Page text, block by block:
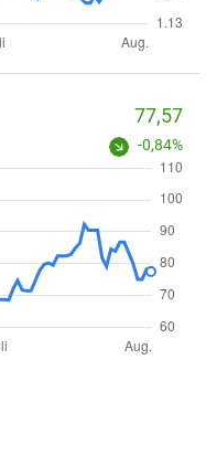
77,57
-0,84%